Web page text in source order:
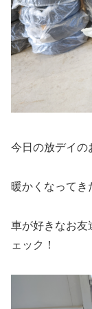
今日の放デイ
暖かくなってき
車が好きなお友
ェック！